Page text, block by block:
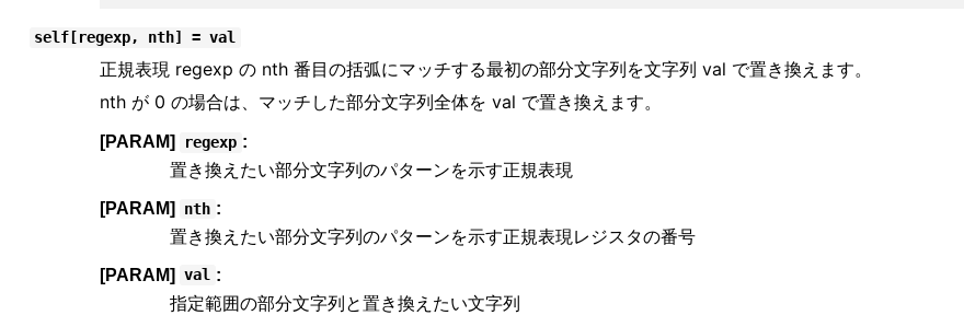
self[regexp, nth] = val
正規表現 regexp の nth 番目の括弧にマッチする最初の部分文字列を文字列 val で置き換えます。
nth が 0 の場合は、マッチした部分文字列全体を val で置き換えます。
[PARAM] regexp :
置き換えたい部分文字列のパターンを示す正規表現
[PARAM] nth :
置き換えたい部分文字列のパターンを示す正規表現レジスタの番号
[PARAM] val :
指定範囲の部分文字列と置き換えたい文字列